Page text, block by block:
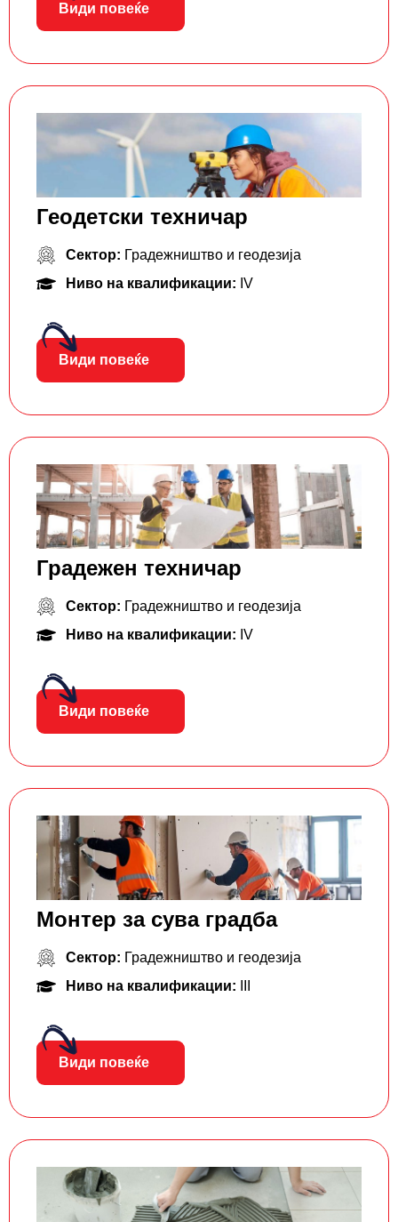
Види повеќе
Геодетски техничар
Сектор: Градежништво и геодезија
Ниво на квалификации: IV
Види повеќе
Градежен техничар
Сектор: Градежништво и геодезија
Ниво на квалификации: IV
Види повеќе
Монтер за сува градба
Сектор: Градежништво и геодезија
Ниво на квалификации:
Види повеќе